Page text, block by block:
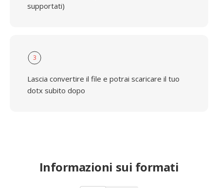
supportati)
3
Lascia convertire il file e potrai scaricare il tuo
dotx subito dopo
Informazioni sui formati